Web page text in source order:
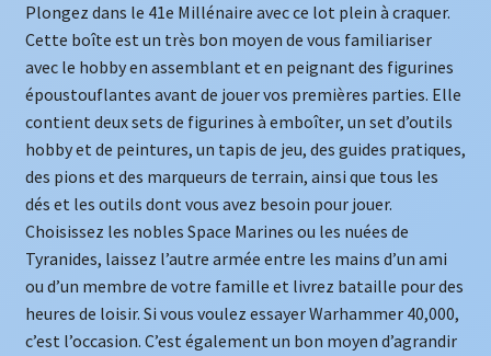
Plongez dans le 41e Millénaire avec ce lot plein à craquer.
Cette boîte est un très bon moyen de vous familiariser
avec le hobby en assemblant et en peignant des figurines
époustouflantes avant de jouer vos premières parties. Elle
contient deux sets de figurines à emboîter, un set d’outils
hobby et de peintures, un tapis de jeu, des guides pratiques,
des pions et des marqueurs de terrain, ainsi que tous les
dés et les outils dont vous avez besoin pour jouer.
Choisissez les nobles Space Marines ou les nuées de
Tyranides, laissez l’autre armée entre les mains d’un ami
ou d’un membre de votre famille et livrez bataille pour des
heures de loisir. Si vous voulez essayer Warhammer 40,000,
c’est l’occasion. C’est également un bon moyen d’agrandir